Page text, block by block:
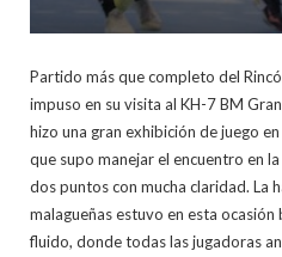
Partido más que completo del
impuso en su visita al KH-7 BM
hizo una gran exhibición de juego
que supo manejar el encuentro en
dos puntos con mucha claridad. La
malagueñas estuvo en esta
fluido, donde todas las jugadoras